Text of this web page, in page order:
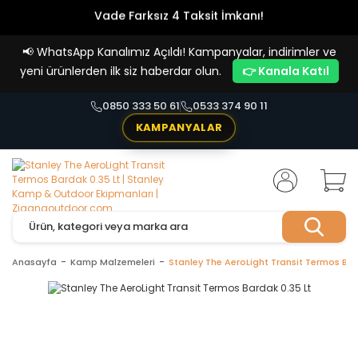
Vade Farksız 4 Taksit İmkanı!
📢 WhatsApp Kanalımız Açıldı! Kampanyalar, indirimler ve
yeni ürünlerden ilk siz haberdar olun.
👉 Kanala Katıl
0850 333 50 61
0533 374 90 11
KAMPANYALAR
Anasayfa Kamp Malzemeleri Stanley The AeroLight Transit Termos